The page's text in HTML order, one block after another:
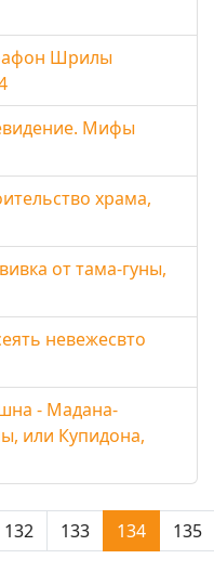
Шрилы
Мифы
храма,
от тама-гуны,
невежесвто
- Мадана-
или Купидона,
132 133 134 135